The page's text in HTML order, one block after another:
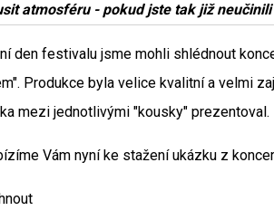
atmosféru - pokud jste tak již
den festivalu jsme mohli shlédnout
Produkce byla velice kvalitní a velmi
mezi jednotlivými "kousky" prezentoval.
Vám nyní ke stažení ukázku z